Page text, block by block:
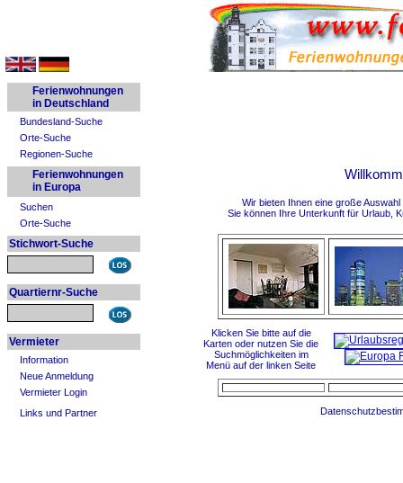
Ferienwohnungen
in Deutschland
Bundesland-Suche
Orte-Suche
Regionen-Suche
Ferienwohnungen
in Europa
Suchen
Orte-Suche
Stichwort-Suche
Quartiernr-Suche
Vermieter
Information
Neue Anmeldung
Vermieter Login
Links und Partner
Wir bieten Ihnen eine große
Sie können Ihre Unterkunft für Urlaub,
Klicken Sie bitte auf die
Karten oder nutzen Sie die
Suchmöglichkeiten im
Menü auf der linken Seite